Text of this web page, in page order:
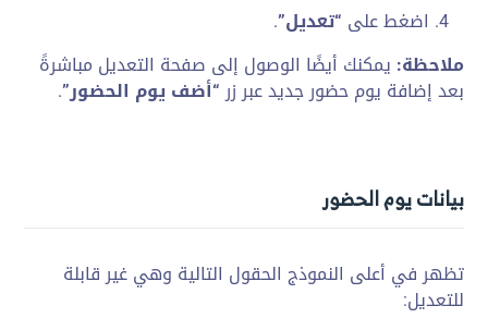
اضغط على “تعديل”.
ملاحظة: يمكنك أيضًا الوصول إلى صفحة التعديل مباشرةً
بعد إضافة يوم حضور جديد عبرزر“أضف يوم الحضور”.
بيانات يوم الحضور
تظهر في أعلى النموذج الحقول التالية وهي غير قابلة
للتعديل: